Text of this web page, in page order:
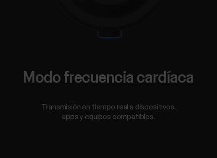
Modo frecuencia cardíaca
Transmisión en tiempo real a dispositivos,
apps y equipos compatibles.